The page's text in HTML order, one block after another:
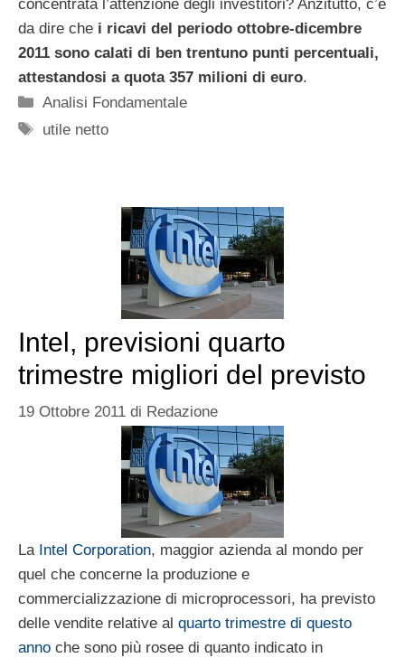
concentrata l’attenzione degli investitori? Anzitutto, c’è
da dire che i ricavi del periodo ottobre-dicembre
2011 sono calati di ben trentuno punti percentuali,
attestandosi a quota 357 milioni di euro.
Categorie
Analisi Fondamentale
Tag
utile netto
Intel, previsioni quarto
trimestre migliori del previsto
19 Ottobre 2011 di Redazione
La Intel Corporation, maggior azienda al mondo per
quel che concerne la produzione e
commercializzazione di microprocessori, ha previsto
delle vendite relative al quarto trimestre di questo
anno che sono più rosee di quanto indicato in